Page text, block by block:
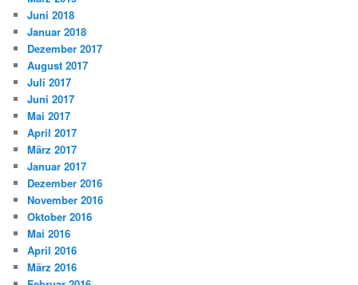
Juni 2018
Januar 2018
Dezember 2017
August 2017
Juli 2017
Juni 2017
Mai 2017
April 2017
März 2017
Januar 2017
Dezember 2016
November 2016
Oktober 2016
Mai 2016
April 2016
März 2016